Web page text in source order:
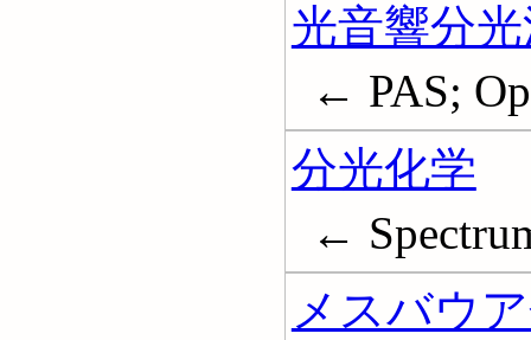
光音響分
← PAS;
分光化学
←
メスバウ